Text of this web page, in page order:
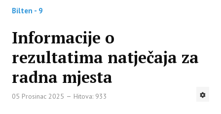
Bilten - 9
Informacije o
rezultatima natječaja za
radna mjesta
05 Prosinac 2025 Hitova: 933